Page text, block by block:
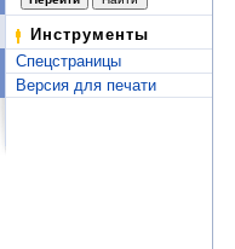
Инструменты
Спецстраницы
Версия для печати